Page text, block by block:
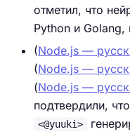
отметил, что
Python и
(Node.js —
(Node.js —
(Node.js —
подтвердили,
<@yuuki>